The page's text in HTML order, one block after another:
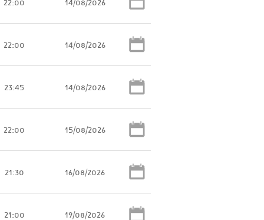
14/08/2026
22:00
14/08/2026
22:00
14/08/2026
23:45
15/08/2026
22:00
16/08/2026
21:30
19/08/2026
21:00